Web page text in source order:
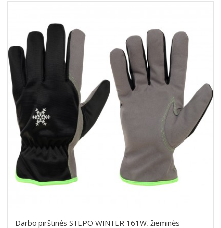
Darbo pirštinės STEPO WINTER 161W, žieminės